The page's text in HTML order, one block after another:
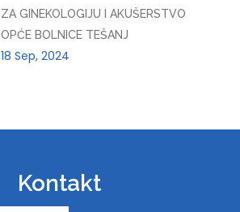
ZA GINEKOLOGIJU I AKUŠERSTVO
OPĆE BOLNICE TEŠANJ
18 Sep, 2024
Kontakt